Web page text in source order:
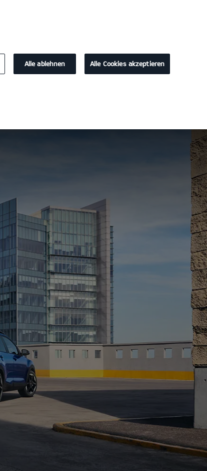
Probefahrt Konfigurator
Alle ablehnen Alle Cookies akzeptieren